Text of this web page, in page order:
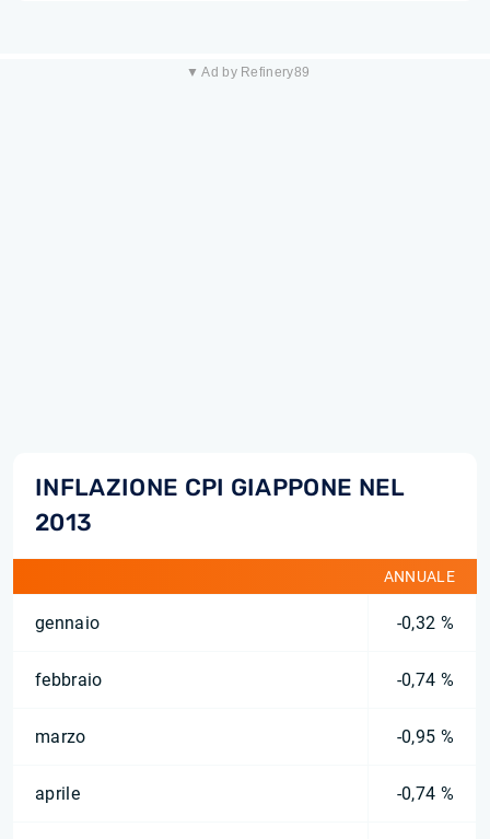
▼ Ad by Refinery89
INFLAZIONE CPI GIAPPONE NEL
2013
ANNUALE
gennaio -0,32 %
febbraio -0,74 %
marzo -0,95 %
aprile -0,74 %